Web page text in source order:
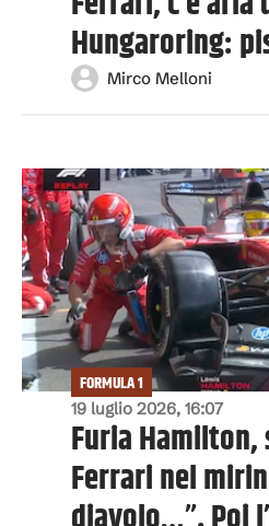
Hungaroring:
Mirco Melloni
19 luglio 2026, 16:07
FORMULA 1
Furia
Ferrari nel